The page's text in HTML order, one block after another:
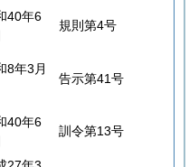
40年6
規則第4号
8年3月
告示第41号
40年6
訓令第13号